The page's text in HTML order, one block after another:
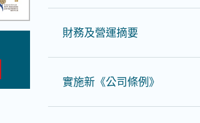
財務及營運摘要
實施新《公司條例》